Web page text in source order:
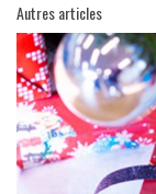
Autres articles